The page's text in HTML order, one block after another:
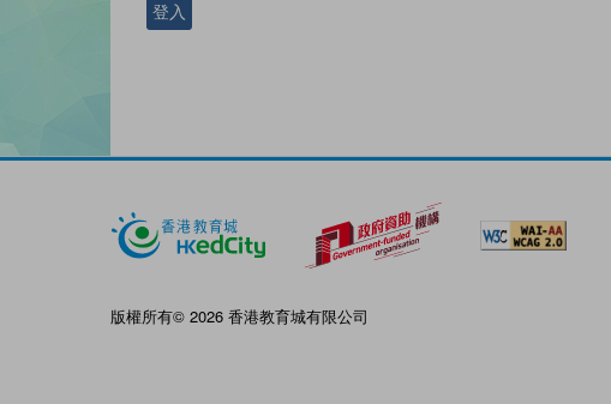
登入
版權所有© 2026 香港教育城有限公司